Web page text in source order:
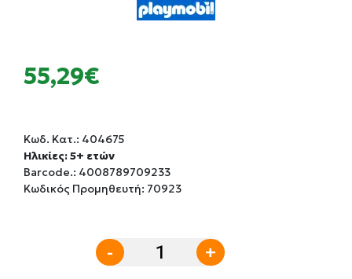
55,29€
Κωδ. Κατ.: 404675
Ηλικίες: 5+ ετών
Barcode.: 4008789709233
Κωδικός Προμηθευτή: 70923
- +